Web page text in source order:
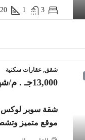
3
1
شقق, عقارات سكنية
13,000جـ . م /
موقع متميز